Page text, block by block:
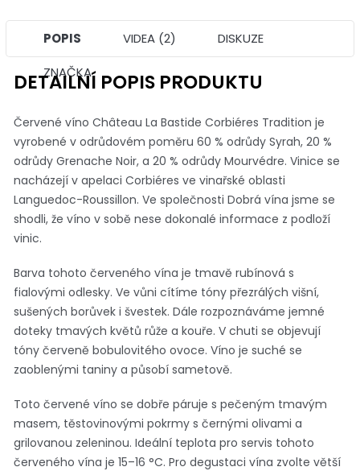
POPIS VIDEA (2)
DISKUZE
ZNAČKA
DETAILNÍ POPIS PRODUKTU
Červené víno Château La Bastide Corbiéres Tradition je
vyrobené v odrůdovém poměru 60 % odrůdy Syrah, 20 %
odrůdy Grenache Noir, a 20 % odrůdy Mourvédre. Vinice se
nacházejí v apelaci Corbiéres ve vinařské oblasti
Languedoc-Roussillon. Ve společnosti Dobrá vína jsme se
shodli, že víno v sobě nese dokonalé informace z podloží
vinic.
Barva tohoto červeného vína je tmavě rubínová s
fialovými odlesky. Ve vůni cítíme tóny přezrálých višní,
sušených borůvek i švestek. Dále rozpoznáváme jemné
doteky tmavých květů růže a kouře. V chuti se objevují
tóny červeně bobulovitého ovoce. Víno je suché se
zaoblenými taniny a působí sametově.
Toto červené víno se dobře páruje s pečeným tmavým
masem, těstovinovými pokrmy s černými olivami a
grilovanou zeleninou. Ideální teplota pro servis tohoto
červeného vína je 15–16 °C. Pro degustaci vína zvolte větší